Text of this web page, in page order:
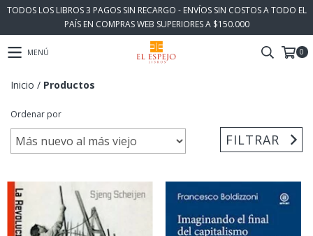
TODOS LOS LIBROS 3 PAGOS SIN RECARGO - ENVÍOS SIN COSTOS A TODO EL
PAÍS EN COMPRAS WEB SUPERIORES A $150.000
MENÚ 0
Inicio / Productos
Ordenar por
FILTRAR